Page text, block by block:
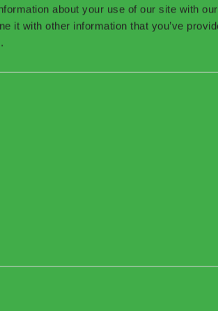
about your use of our site with
it with other information that you’ve